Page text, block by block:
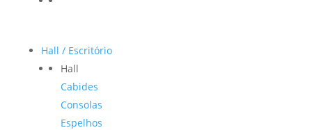
Hall / Escritório
Hall
Cabides
Consolas
Espelhos